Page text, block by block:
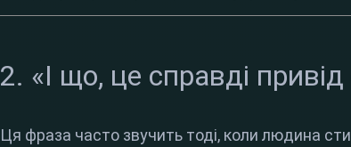
2. «І що, це справді
Ця фраза часто звучить тоді, коли людина